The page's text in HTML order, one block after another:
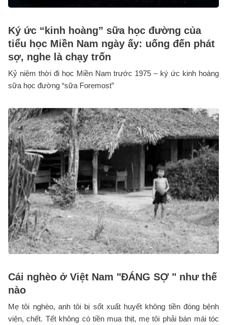
Ký ức “kinh hoàng” sữa học đường của
tiểu học Miền Nam ngày ấy: uống đến phát
sợ, nghe là chạy trốn
Kỷ niệm thời đi học Miền Nam trước 1975 – ký ức kinh hoàng
sữa học đường “sữa Foremost”
Cái nghèo ở Việt Nam "ĐÁNG SỢ " như thế
nào
Mẹ tôi nghèo, anh tôi bị sổt xuất huyết không tiền đóng bệnh
viện, chết. Tết không có tiền mua thịt, mẹ tôi phải bán mái tóc